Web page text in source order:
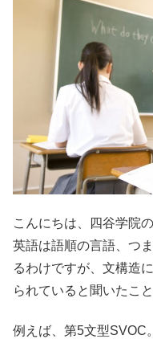
こんにちは、四谷学院
英語は語順の言語、つ
るわけですが、 文構造
られている と聞いたこ
例えば、第5文型SVOC。